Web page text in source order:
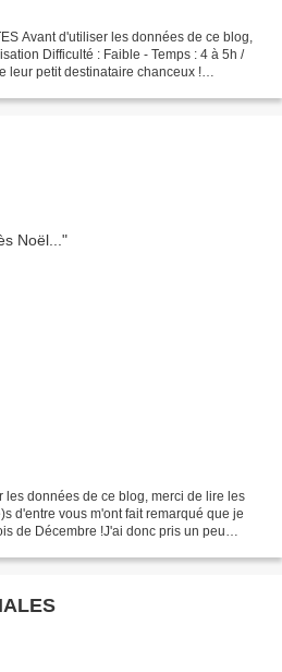
Avant d'utiliser les données de ce blog,
Difficulté : Faible - Temps : 4 à 5h /
leur petit destinataire chanceux !
les données de ce blog, merci de lire les
d'entre vous m'ont fait remarqué que je
de Décembre !J'ai donc pris un peu